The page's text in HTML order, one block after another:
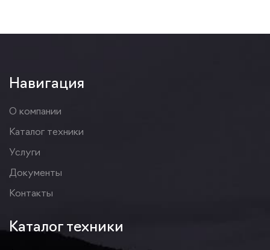
Навигация
О компании
Каталог техники
Услуги
Документы
Контакты
Каталог техники